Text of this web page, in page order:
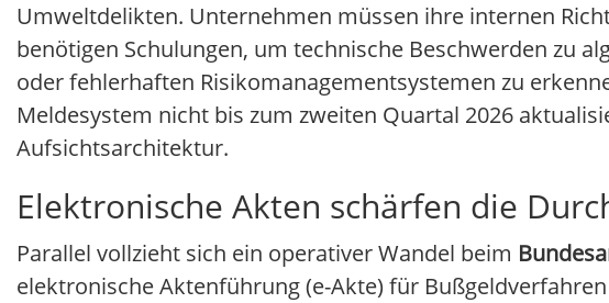
Umweltdelikten. Unternehmen müssen ihre internen
benötigen Schulungen, um technische Beschwerden zu
oder fehlerhaften Risikomanagementsystemen zu
Meldesystem nicht bis zum zweiten Quartal 2026
Aufsichtsarchitektur.
Elektronische Akten schärfen die
Parallel vollzieht sich ein operativer Wandel beim
elektronische Aktenführung (e-Akte) für